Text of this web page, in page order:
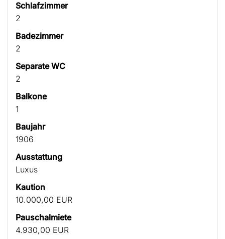
Schlafzimmer
2
Badezimmer
2
Separate WC
2
Balkone
1
Baujahr
1906
Ausstattung
Luxus
Kaution
10.000,00 EUR
Pauschalmiete
4.930,00 EUR